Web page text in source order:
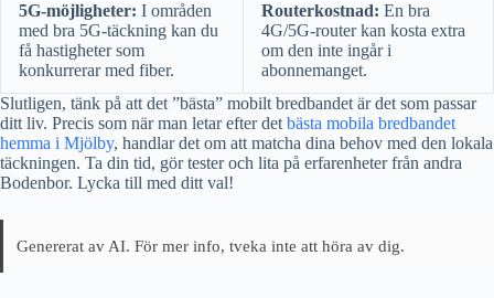
5G-möjligheter: I områden
med bra 5G-täckning kan du
få hastigheter som
konkurrerar med fiber.
Routerkostnad: En bra
4G/5G-router kan kosta extra
om den inte ingår i
abonnemanget.
Slutligen, tänk på att det ”bästa” mobilt bredbandet är det som passar
ditt liv. Precis som när man letar efter det bästa mobila bredbandet
hemma i Mjölby, handlar det om att matcha dina behov med den lokala
täckningen. Ta din tid, gör tester och lita på erfarenheter från andra
Bodenbor. Lycka till med ditt val!
Genererat av AI. För mer info, tveka inte att höra av dig.